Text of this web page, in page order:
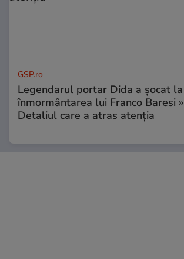
GSP.ro
Legendarul portar Dida a șocat la
înmormântarea lui Franco Baresi »
Detaliul care a atras atenția